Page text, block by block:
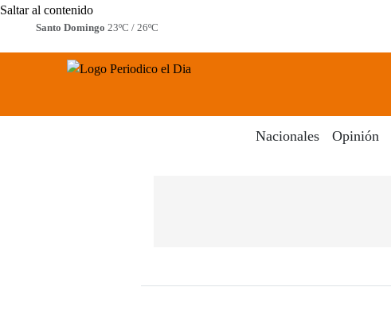
Saltar al contenido
Santo Domingo 23ºC / 26ºC
Nacionales Opinión